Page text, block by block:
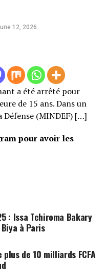
12, 2026
a été arrêté pour
de 15 ans. Dans un
Défense (MINDEF) […]
pour avoir les
: Issa Tchiroma Bakary
à Paris
de 10 milliards FCFA